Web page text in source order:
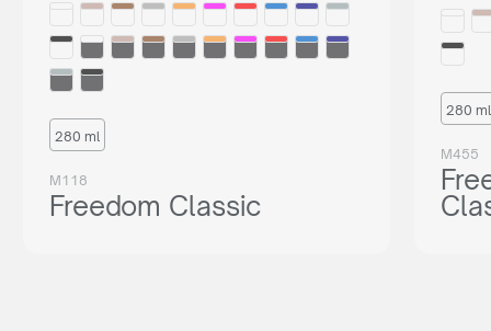
280 ml
M118
Freedom Classic
280 ml
M455